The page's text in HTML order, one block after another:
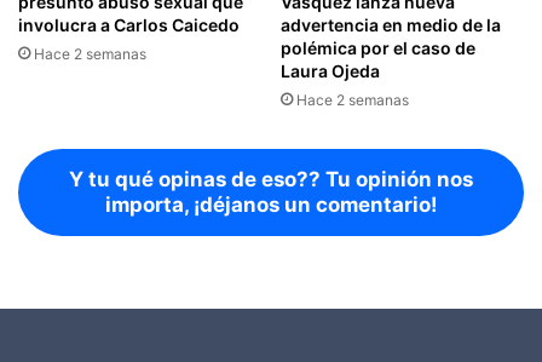
involucra a Carlos Caicedo
Hace 2 semanas
advertencia en medio de la
polémica por el caso de
Laura Ojeda
Hace 2 semanas
Y tu qué opinas de eso?? Tu opinión nos
importa, ¡déjanos un comentario!